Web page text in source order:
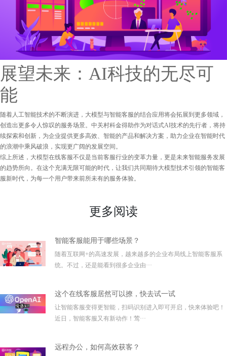
展望未来：AI科技的无尽可
能
随着人工智能技术的不断演进，大模型与智能客服的结合应用将会拓展到更多领域，
创造出更多令人惊叹的服务场景。中关村科金得助作为对话式AI技术的先行者，将持
续探索和创新，为企业提供更多高效、智能的产品和解决方案，助力企业在智能时代
的浪潮中乘风破浪，实现更广阔的发展空间。
综上所述，大模型在线客服不仅是当前客服行业的变革力量，更是未来智能服务发展
的趋势所向。在这个充满无限可能的时代，让我们共同期待大模型技术引领的智能客
服新时代，为每一个用户带来前所未有的服务体验。
更多阅读
智能客服能用于哪些场景？
随着互联网+的高速发展，越来越多的企业布局线上智能客服系
统。不过，还是能看到很多企业由···
这个在线客服居然可以撩，快去试一试
让智能客服变得更智能，扫码识别进入即可开启，快来体验吧！
近日，智能客服又有新动作！莺···
远程办公，如何高效获客？